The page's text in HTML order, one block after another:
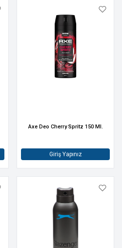
Axe Deo Cherry Spritz 150 Ml.
Giriş Yapınız